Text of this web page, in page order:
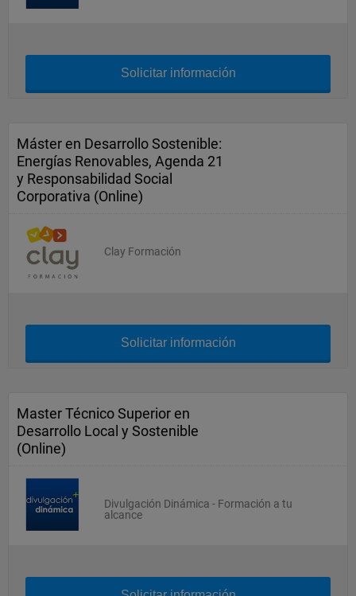
Solicitar información
Máster en Desarrollo Sostenible:
Energías Renovables, Agenda 21
y Responsabilidad Social
Corporativa (Online)
Clay Formación
Solicitar información
Master Técnico Superior en
Desarrollo Local y Sostenible
(Online)
Divulgación Dinámica - Formación a tu
alcance